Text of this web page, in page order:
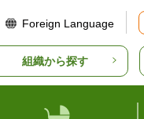
Foreign Language
組織から探す